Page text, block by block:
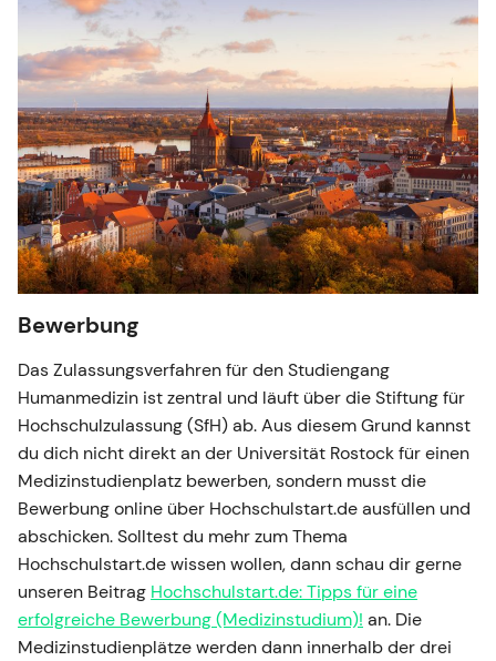
Bewerbung
Das Zulassungsverfahren für den Studiengang
Humanmedizin ist zentral und läuft über die Stiftung für
Hochschulzulassung (SfH) ab. Aus diesem Grund kannst
du dich nicht direkt an der Universität Rostock für einen
Medizinstudienplatz bewerben, sondern musst die
Bewerbung online über Hochschulstart.de ausfüllen und
abschicken. Solltest du mehr zum Thema
Hochschulstart.de wissen wollen, dann schau dir gerne
unseren Beitrag Hochschulstart.de: Tipps für eine
erfolgreiche Bewerbung (Medizinstudium)! an. Die
Medizinstudienplätze werden dann innerhalb der drei